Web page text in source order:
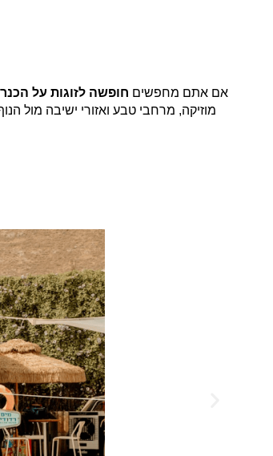
אם אתם מחפשים חופשה לזוגות על
מוזיקה, מרחבי טבע ואזורי ישיבה מול